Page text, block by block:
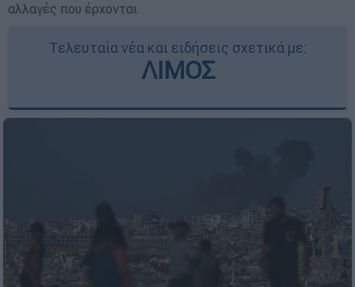
αλλαγές που έρχονται
Τελευταία νέα και ειδήσεις σχετικά με:
ΛΙΜΟΣ